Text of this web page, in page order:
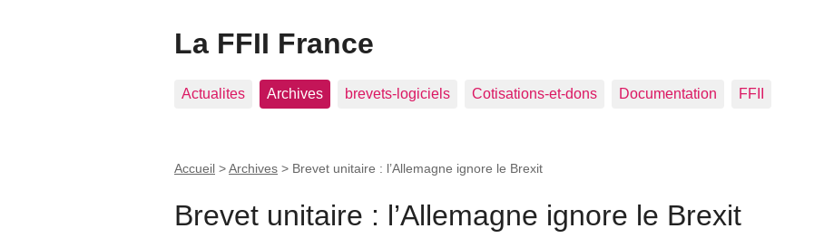
La FFII France
Actualites Archives brevets-logiciels Cotisations-et-dons Documentation FFII
Accueil >Archives > Brevet unitaire : l’Allemagne ignore le Brexit
Brevet unitaire : l’Allemagne ignore le Brexit